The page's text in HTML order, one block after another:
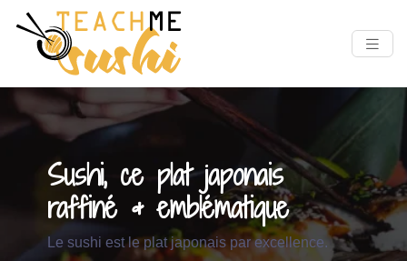
Sushi, ce plat japonais
raffiné & emblématique
Le sushi est le plat japonais par excellence.